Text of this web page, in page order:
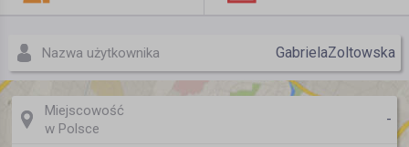
Nazwa użytkownika GabrielaZoltowska
Miejscowość
w Polsce
-